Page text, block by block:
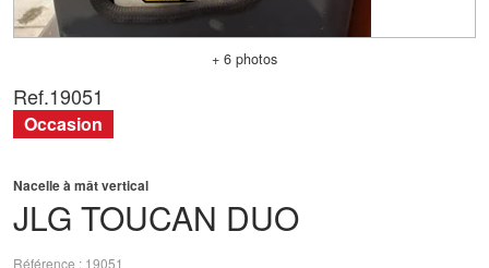
+ 6 photos
JLG TOUCAN DUO
Nacelle à mât vertical
Référence
19051
Ref.19051
Occasion